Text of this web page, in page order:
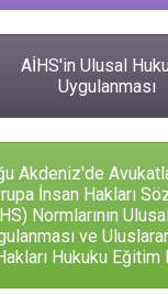
AİHS'in Ulusal
Uygulanması
Akdeniz'de
İnsan Hakları
Normlarının
ve
Hukuku